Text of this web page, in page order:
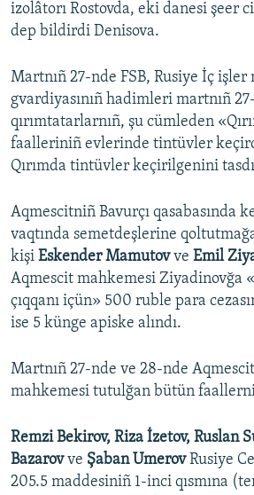
izolâtorı Rostovda, eki danesi şeer
dep bildirdi Denisova.
Martnıñ 27-nde FSB, Rusiye İç
gvardiyasınıñ hadimleri martnıñ
qırımtatarlarnıñ, şu cümleden
faalleriniñ evlerinde tintüvler
Qırımda tintüvler keçirilgenini
Aqmescitniñ Bavurçı qasabasında
vaqtında semetdeşlerine
kişi Eskender Mamutovve Emil
Aqmescit mahkemesi Ziyadinovğa
çıqqanı içün» 500 ruble para
ise 5 künge apiske alındı.
Martnıñ 27-nde ve 28-nde
mahkemesi tutulğan bütün
Remzi Bekirov, Riza İzetov, Ruslan
Bazarovve Şaban UmerovRusiye
205.5 maddesiniñ 1-inci qısmına